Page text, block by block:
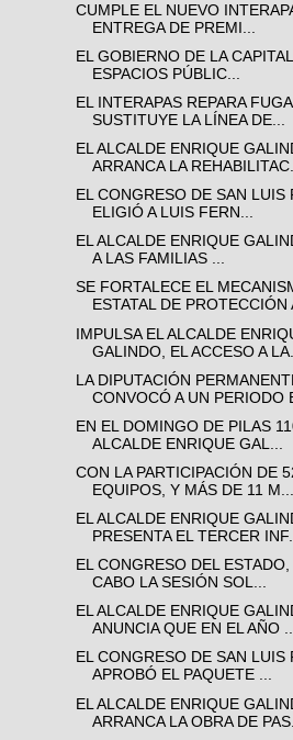
CUMPLE EL NUEVO
ENTREGA DE PREMI...
EL GOBIERNO DE LA
ESPACIOS PÚBLIC...
EL INTERAPAS REPARA
SUSTITUYE LA LÍNEA DE...
EL ALCALDE ENRIQUE
ARRANCA LA
EL CONGRESO DE SAN LUIS
ELIGIÓ A LUIS FERN...
EL ALCALDE ENRIQUE
A LAS FAMILIAS ...
SE FORTALECE EL
ESTATAL DE PROTECCIÓN
IMPULSA EL ALCALDE
GALINDO, EL ACCESO A
LA DIPUTACIÓN
CONVOCÓ A UN PERIODO
EN EL DOMINGO DE PILAS
ALCALDE ENRIQUE GAL...
CON LA PARTICIPACIÓN DE
EQUIPOS, Y MÁS DE 11 M...
EL ALCALDE ENRIQUE
PRESENTA EL TERCER
EL CONGRESO DEL
CABO LA SESIÓN SOL...
EL ALCALDE ENRIQUE
ANUNCIA QUE EN EL AÑO
EL CONGRESO DE SAN LUIS
APROBÓ EL PAQUETE ...
EL ALCALDE ENRIQUE
ARRANCA LA OBRA DE